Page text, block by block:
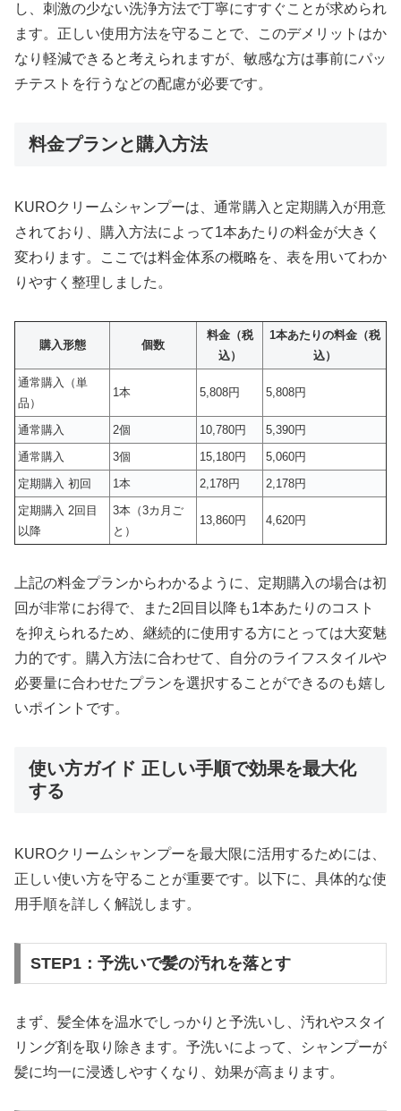
し、刺激の少ない洗浄方法で丁寧にすすぐことが求められ
ます。正しい使用方法を守ることで、このデメリットはか
なり軽減できると考えられますが、敏感な方は事前にパッ
チテストを行うなどの配慮が必要です。
料金プランと購入方法
KUROクリームシャンプーは、通常購入と定期購入が用意
されており、購入方法によって1本あたりの料金が大きく
変わります。ここでは料金体系の概略を、表を用いてわか
りやすく整理しました。
購入形態 個数
料金（税
込）
1本あたりの料金（税
込）
通常購入（単
品）
1本 5,808円 5,808円
通常購入 2個 10,780円
5,390円
通常購入
3個 15,180円
5,060円
定期購入 初回
1本 2,178円
2,178円
定期購入 2回目
以降
3本（3カ月ご
と）
13,860円 4,620円
上記の料金プランからわかるように、定期購入の場合は初
回が非常にお得で、また2回目以降も1本あたりのコスト
を抑えられるため、継続的に使用する方にとっては大変魅
力的です。購入方法に合わせて、自分のライフスタイルや
必要量に合わせたプランを選択することができるのも嬉し
いポイントです。
使い方ガイド 正しい手順で効果を最大化
する
KUROクリームシャンプーを最大限に活用するためには、
正しい使い方を守ることが重要です。以下に、具体的な使
用手順を詳しく解説します。
STEP1：予洗いで髪の汚れを落とす
まず、髪全体を温水でしっかりと予洗いし、汚れやスタイ
リング剤を取り除きます。予洗いによって、シャンプーが
髪に均一に浸透しやすくなり、効果が高まります。